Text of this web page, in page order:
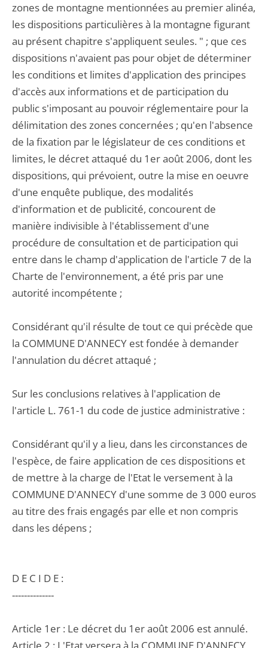
zones de montagne mentionnées au premier alinéa,
les dispositions particulières à la montagne figurant
au présent chapitre s'appliquent seules. " ; que ces
dispositions n'avaient pas pour objet de déterminer
les conditions et limites d'application des principes
d'accès aux informations et de participation du
public s'imposant au pouvoir réglementaire pour la
délimitation des zones concernées ; qu'en l'absence
de la fixation par le législateur de ces conditions et
limites, le décret attaqué du 1er août 2006, dont les
dispositions, qui prévoient, outre la mise en oeuvre
d'une enquête publique, des modalités
d'information et de publicité, concourent de
manière indivisible à l'établissement d'une
procédure de consultation et de participation qui
entre dans le champ d'application de l'article 7 de la
Charte de l'environnement, a été pris par une
autorité incompétente ;
Considérant qu'il résulte de tout ce qui précède que
la COMMUNE D'ANNECY est fondée à demander
l'annulation du décret attaqué ;
Sur les conclusions relatives à l'application de
l'article L. 761-1 du code de justice administrative :
Considérant qu'il y a lieu, dans les circonstances de
l'espèce, de faire application de ces dispositions et
de mettre à la charge de l'Etat le versement à la
COMMUNE D'ANNECY d'une somme de 3 000 euros
au titre des frais engagés par elle et non compris
dans les dépens ;
D E C I D E :
--------------
Article 1er : Le décret du 1er août 2006 est annulé.